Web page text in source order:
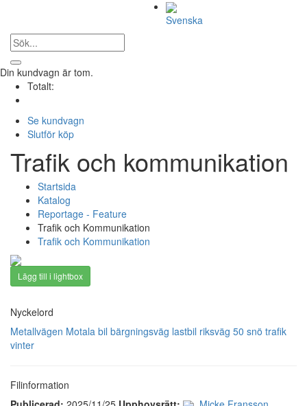
Svenska
Din kundvagn är tom.
Totalt:
Se kundvagn
Slutför köp
Trafik och kommunikation
Startsida
Katalog
Reportage - Feature
Trafik och Kommunikation
Trafik och Kommunikation
Lägg till i lightbox
Nyckelord
Metallvägen Motala bil bärgningsväg lastbil riksväg 50 snö trafik
vinter
Filinformation